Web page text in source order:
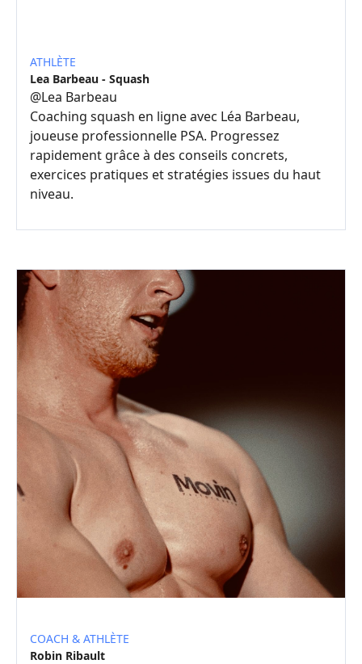
ATHLÈTE
Lea Barbeau - Squash
@Lea Barbeau
Coaching squash en ligne avec Léa Barbeau,
joueuse professionnelle PSA. Progressez
rapidement grâce à des conseils concrets,
exercices pratiques et stratégies issues du haut
niveau.
COACH & ATHLÈTE
Robin Ribault